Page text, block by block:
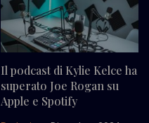
Il podcast di Kylie Kelce ha
superato Joe Rogan su
Apple e Spotify